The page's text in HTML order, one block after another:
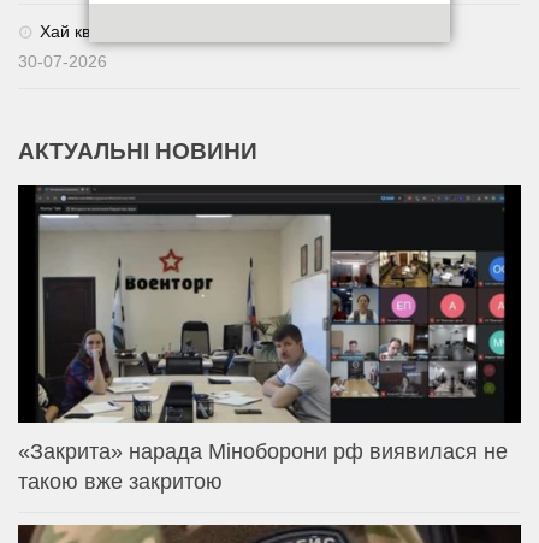
Хай квітне українське поле. 🌾🇺🇦
30-07-2026
АКТУАЛЬНІ НОВИНИ
«Закрита» нарада Міноборони рф виявилася не
такою вже закритою